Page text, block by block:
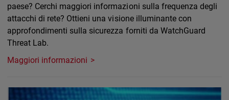
paese? Cerchi maggiori informazioni sulla frequenza degli
attacchi di rete? Ottieni una visione illuminante con
approfondimenti sulla sicurezza forniti da WatchGuard
Threat Lab.
Maggiori informazioni